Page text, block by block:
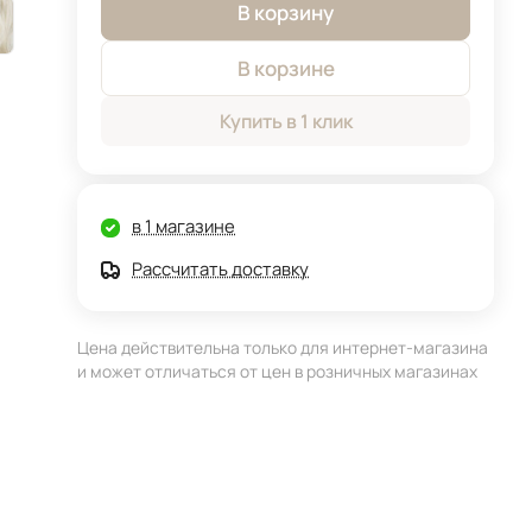
В корзину
В корзине
Купить в 1 клик
в 1 магазине
Рассчитать доставку
Цена действительна только для интернет-магазина
и может отличаться от цен в розничных магазинах